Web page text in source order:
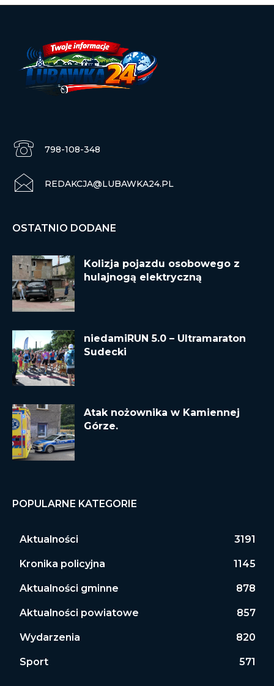
798-108-348
REDAKCJA@LUBAWKA24.PL
OSTATNIO DODANE
Kolizja pojazdu osobowego z
hulajnogą elektryczną
niedamiRUN 5.0 – Ultramaraton
Sudecki
Atak nożownika w Kamiennej
Górze.
POPULARNE KATEGORIE
Aktualności 3191
Kronika policyjna 1145
Aktualności gminne 878
Aktualności powiatowe 857
Wydarzenia 820
Sport 571